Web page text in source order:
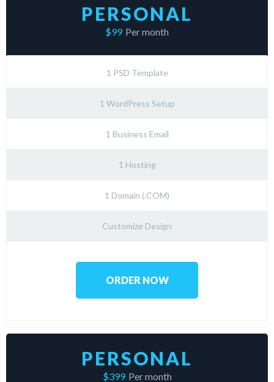
PERSONAL
$99 Per month
1 PSD Template
1 WordPress Setup
1 Business Email
1 Hosting
1 Domain (.COM)
Customize Design
ORDER NOW
PERSONAL
$399 Per month